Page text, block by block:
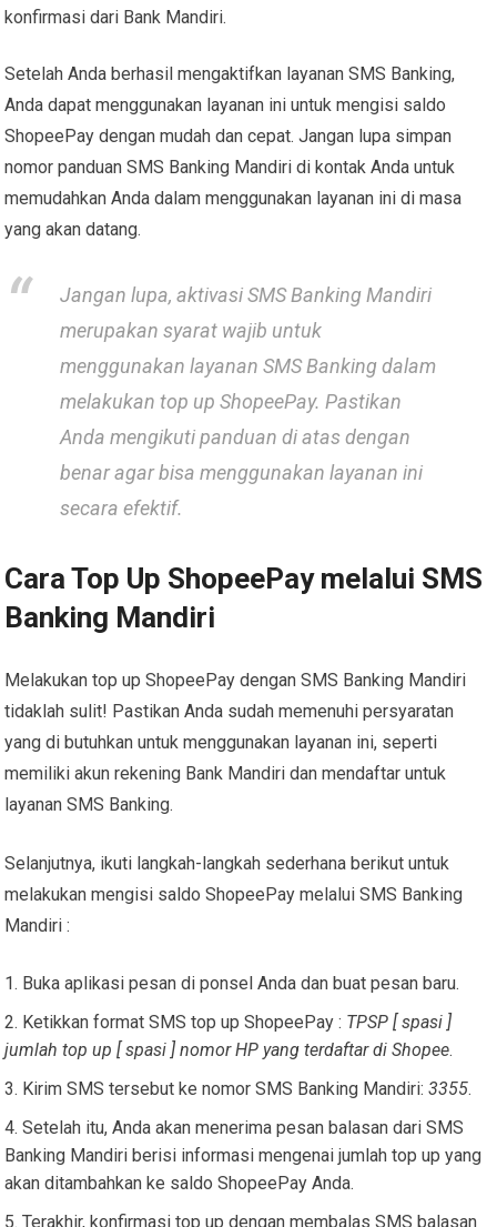
konfirmasi dari Bank Mandiri.
Setelah Anda berhasil mengaktifkan layanan SMS Banking,
Anda dapat menggunakan layanan ini untuk mengisi saldo
ShopeePay dengan mudah dan cepat. Jangan lupa simpan
nomor panduan SMS Banking Mandiri di kontak Anda untuk
memudahkan Anda dalam menggunakan layanan ini di masa
yang akan datang.
Jangan lupa, aktivasi SMS Banking Mandiri
merupakan syarat wajib untuk
menggunakan layanan SMS Banking dalam
melakukan top up ShopeePay. Pastikan
Anda mengikuti panduan di atas dengan
benar agar bisa menggunakan layanan ini
secara efektif.
Cara Top Up ShopeePay melalui SMS
Banking Mandiri
Melakukan top up ShopeePay dengan SMS Banking Mandiri
tidaklah sulit! Pastikan Anda sudah memenuhi persyaratan
yang di butuhkan untuk menggunakan layanan ini, seperti
memiliki akun rekening Bank Mandiri dan mendaftar untuk
layanan SMS Banking.
Selanjutnya, ikuti langkah-langkah sederhana berikut untuk
melakukan mengisi saldo ShopeePay melalui SMS Banking
Mandiri :
Buka aplikasi pesan di ponsel Anda dan buat pesan baru.
Ketikkan format SMS top up ShopeePay : TPSP [ spasi ]
jumlah top up [ spasi ] nomor HP yang terdaftar di Shopee.
Kirim SMS tersebut ke nomor SMS Banking Mandiri:3355.
Setelah itu, Anda akan menerima pesan balasan dari SMS
Banking Mandiri berisi informasi mengenai jumlah top up yang
akan ditambahkan ke saldo ShopeePay Anda.
Terakhir, konfirmasi top up dengan membalas SMS balasan